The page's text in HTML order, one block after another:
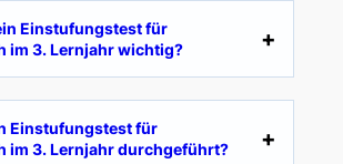
Einstufungstest für
im 3. Lernjahr wichtig?
Einstufungstest für
im 3. Lernjahr durchgeführt?